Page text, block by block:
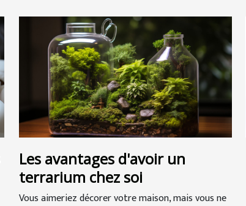
Les avantages d'avoir un
terrarium chez soi
Vous aimeriez décorer votre maison, mais vous ne